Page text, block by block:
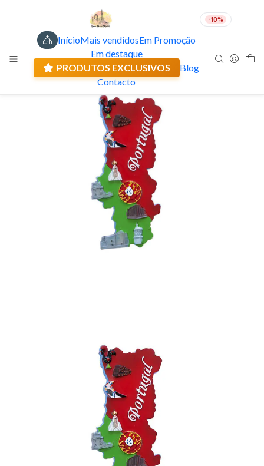
-10%
InícioMais vendidosEm Promoção
Em destaque
PRODUTOS EXCLUSIVOS
Blog
Contacto
EUR